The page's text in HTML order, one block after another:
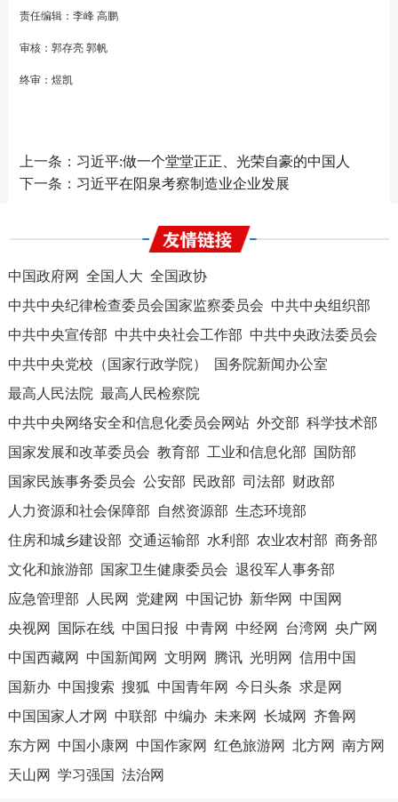
责任编辑：李峰 高鹏
审核：郭存亮 郭帆
终审：煜凯
上一条： 习近平:做一个堂堂正正、光荣自豪的中国人
下一条： 习近平在阳泉考察制造业企业发展
中国政府网 全国人大 全国政协
中共中央纪律检查委员会国家监察委员会 中共中央组织部
中共中央宣传部 中共中央社会工作部 中共中央政法委员会
中共中央党校（国家行政学院）
国务院新闻办公室
最高人民法院 最高人民检察院
中共中央网络安全和信息化委员会网站 外交部 科学技术部
国家发展和改革委员会 教育部 工业和信息化部
国防部
国家民族事务委员会 公安部 民政部 司法部 财政部
人力资源和社会保障部
自然资源部 生态环境部
住房和城乡建设部 交通运输部 水利部 农业农村部 商务部
文化和旅游部
国家卫生健康委员会 退役军人事务部
应急管理部
人民网 党建网 中国记协 新华网
中国网
央视网
国际在线 中国日报 中青网 中经网 台湾网
央广网
中国西藏网
中国新闻网 文明网 腾讯 光明网
信用中国
国新办 中国搜索 搜狐 中国青年网 今日头条 求是网
中国国家人才网
中联部 中编办 未来网 长城网
齐鲁网
东方网
中国小康网 中国作家网 红色旅游网 北方网
南方网
天山网
学习强国 法治网